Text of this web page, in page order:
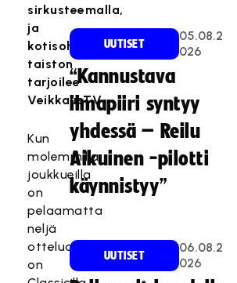
sirkusteemalla,
ja
kotisohville
taiston
tarjoilee
VeikkausTV.
Kun
molemmilla
joukkueilla
on
pelaamatta
neljä
ottelua,
on
UUTISET
05.08.2
026
“Kannustava
ilmapiiri syntyy
yhdessä – Reilu
Aikuinen -pilotti
käynnistyy”
UUTISET
06.08.2
026